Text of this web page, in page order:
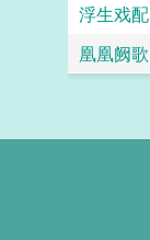
浮生戏配
凰凰阙歌